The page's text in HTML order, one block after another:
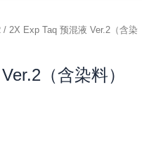
/ 2X Exp Taq 预混液 Ver.2（含染
（含染料）